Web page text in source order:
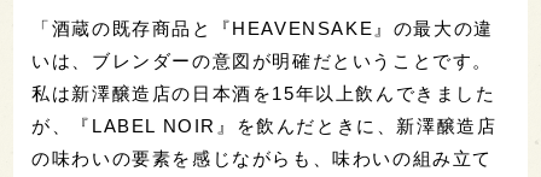
「酒蔵の既存商品と『HEAVENSAKE』の最大の違
いは、ブレンダーの意図が明確だということです。
私は新澤醸造店の日本酒を15年以上飲んできました
が、『LABEL NOIR』を飲んだときに、新澤醸造店
の味わいの要素を感じながらも、味わいの組み立て